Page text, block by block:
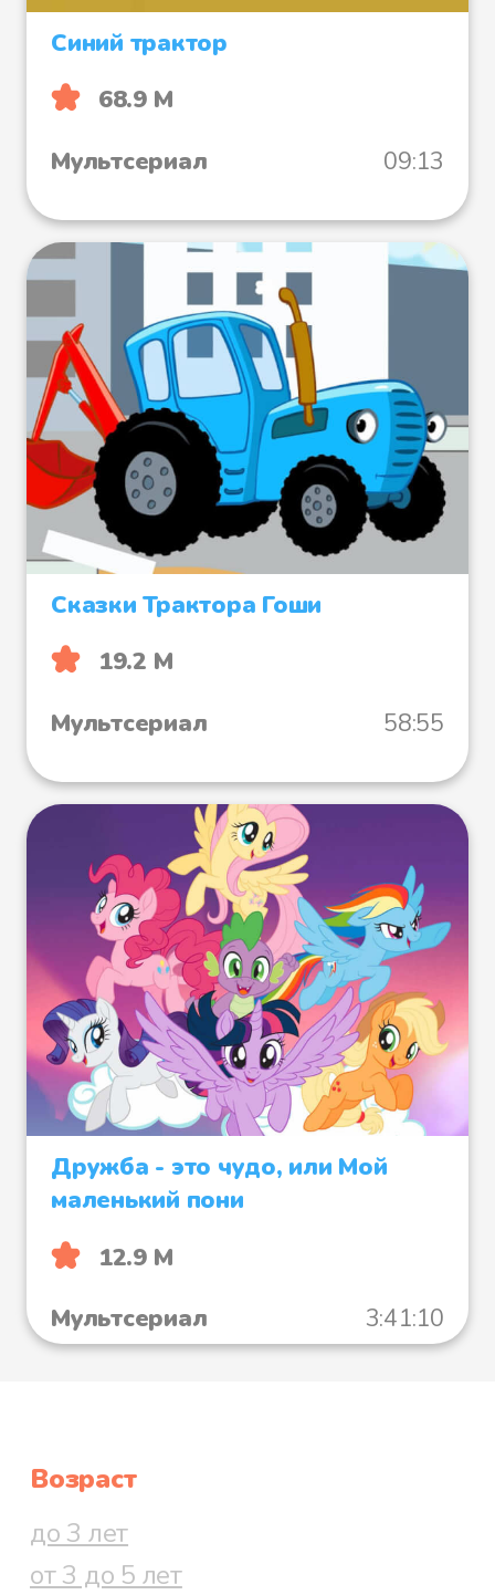
Синий трактор
68.9 М
Мультсериал
09:13
Сказки Трактора Гоши
19.2 М
Мультсериал
58:55
Дружба - это чудо, или Мой
маленький пони
12.9 М
Мультсериал
3:41:10
Возраст
до 3 лет
от 3 до 5 лет